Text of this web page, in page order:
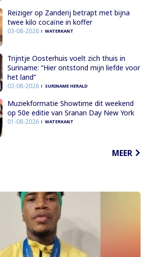
Reiziger op Zanderij betrapt met bijna
twee kilo cocaïne in koffer
03-08-2026 WATERKANT
Trijntje Oosterhuis voelt zich thuis in
Suriname: “Hier ontstond mijn liefde voor
het land”
02-08-2026 SURINAME HERALD
Muziekformatie Showtime dit weekend
op 50e editie van Sranan Day New York
01-08-2026 WATERKANT
MEER